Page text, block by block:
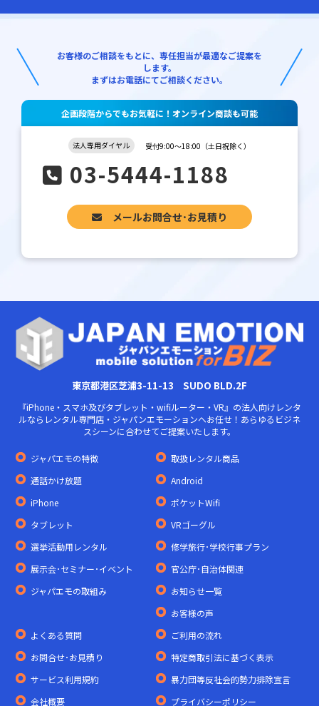
お客様のご相談をもとに、専任担当が最適なご提案を
します。
まずはお電話にてご相談ください。
企画段階からでもお気軽に！オンライン商談も可能
法人専用ダイヤル 受付9:00～18:00（土日祝除く）
03-5444-1188
メールお問合せ･お見積り
東京都港区芝浦3-11-13 SUDO BLD.2F
『iPhone・スマホ及びタブレット・wifiルーター・VR』の法人向けレンタ
ルならレンタル専門店・ジャパンエモーションへお任せ！あらゆるビジネ
スシーンに合わせてご提案いたします。
ジャパエモの特徴
取扱レンタル商品
通話かけ放題
Android
iPhone
ポケットWifi
タブレット
VRゴーグル
選挙活動用レンタル
修学旅行･学校行事プラン
展示会･セミナー･イベント
官公庁･自治体関連
ジャパエモの取組み
お知らせ一覧
お客様の声
よくある質問
ご利用の流れ
お問合せ･お見積り
特定商取引法に基づく表示
サービス利用規約
暴力団等反社会的勢力排除宣言
会社概要
プライバシーポリシー